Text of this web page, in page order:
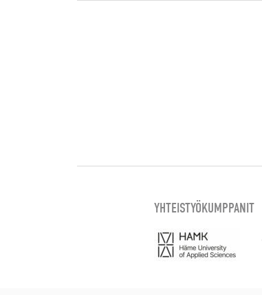
YHTEISTYÖKUMPPANIT